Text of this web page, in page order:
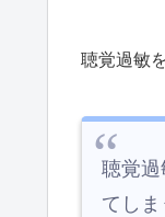
聴覚過敏
聴覚
てし